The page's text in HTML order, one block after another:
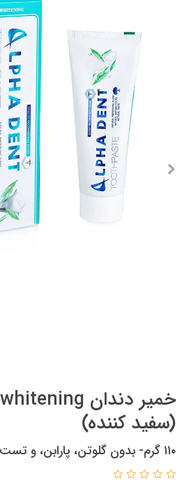
(سفید کننده)
۱۱۰ گرم- بدون گلوتن، پارابن، و تست حیوانی